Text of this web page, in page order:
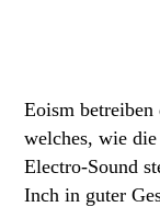
Eoism betreiben
welches, wie
Electro-Sound
Inch in guter